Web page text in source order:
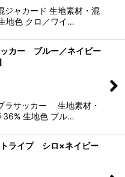
ジャカード 生地素材・混
地色 クロ／ワイ…
カー ブルー／ネイビー
ラサッカー 生地素材・
生地色 ブル…
ライプ シロ×ネイビー